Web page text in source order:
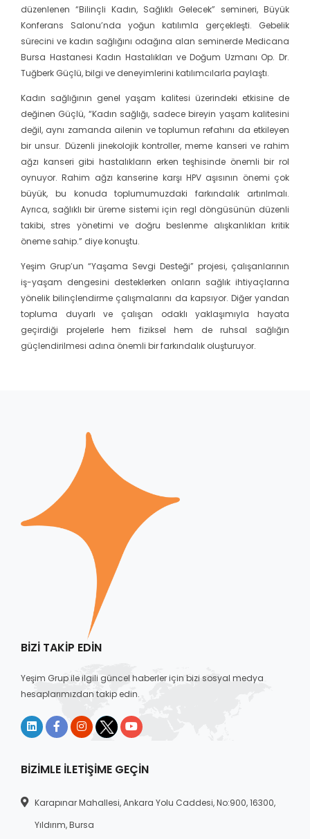
düzenlenen “Bilinçli Kadın, Sağlıklı Gelecek” semineri, Büyük
Konferans Salonu’nda yoğun katılımla gerçekleşti. Gebelik
sürecini ve kadın sağlığını odağına alan seminerde Medicana
Bursa Hastanesi Kadın Hastalıkları ve Doğum Uzmanı Op. Dr.
Tuğberk Güçlü, bilgi ve deneyimlerini katılımcılarla paylaştı.
Kadın sağlığının genel yaşam kalitesi üzerindeki etkisine de
değinen Güçlü, “Kadın sağlığı, sadece bireyin yaşam kalitesini
değil, aynı zamanda ailenin ve toplumun refahını da etkileyen
bir unsur. Düzenli jinekolojik kontroller, meme kanseri ve rahim
ağzı kanseri gibi hastalıkların erken teşhisinde önemli bir rol
oynuyor. Rahim ağzı kanserine karşı HPV aşısının önemi çok
büyük, bu konuda toplumumuzdaki farkındalık artırılmalı.
Ayrıca, sağlıklı bir üreme sistemi için regl döngüsünün düzenli
takibi, stres yönetimi ve doğru beslenme alışkanlıkları kritik
öneme sahip.” diye konuştu.
Yeşim Grup’un “Yaşama Sevgi Desteği” projesi, çalışanlarının
iş-yaşam dengesini desteklerken onların sağlık ihtiyaçlarına
yönelik bilinçlendirme çalışmalarını da kapsıyor. Diğer yandan
topluma duyarlı ve çalışan odaklı yaklaşımıyla hayata
geçirdiği projelerle hem fiziksel hem de ruhsal sağlığın
güçlendirilmesi adına önemli bir farkındalık oluşturuyor.
BIZI TAKIP EDIN
Yeşim Grup ile ilgili güncel haberler için bizi sosyal medya
hesaplarımızdan takip edin.
BIZIMLE İLETIŞIME GEÇIN
Karapınar Mahallesi, Ankara Yolu Caddesi, No:900, 16300,
Yıldırım, Bursa